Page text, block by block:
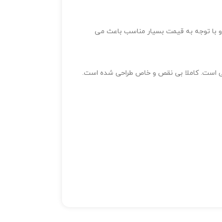
و با توجه به قیمت بسیار مناسب باعث می
است. کاملا بی نقص و خاص طراحی شده است.